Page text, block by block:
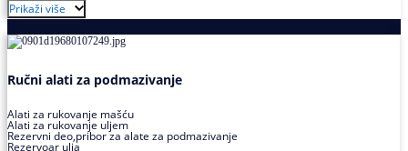
Prikaži više
Ručni alati za podmazivanje
Alati za rukovanje mašću
Alati za rukovanje uljem
Rezervni deo,pribor za alate za podmazivanje
Rezervoar ulja